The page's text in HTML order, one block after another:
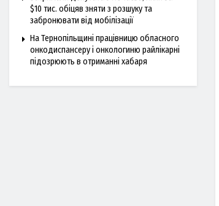
$10 тис. обіцяв зняти з розшуку та
забронювати від мобілізації
На Тернопільщині працівницю обласного
онкодиспансеру і онкологиню райлікарні
підозрюють в отриманні хабаря